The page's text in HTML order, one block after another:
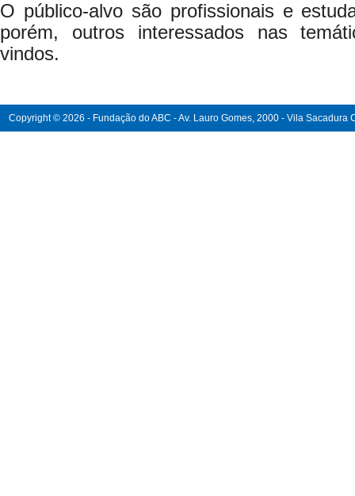
O público-alvo são profissionais e
porém, outros interessados nas
vindos.
Copyright © 2026 - Fundação do ABC - Av. Lauro Gomes, 2000 - Vila